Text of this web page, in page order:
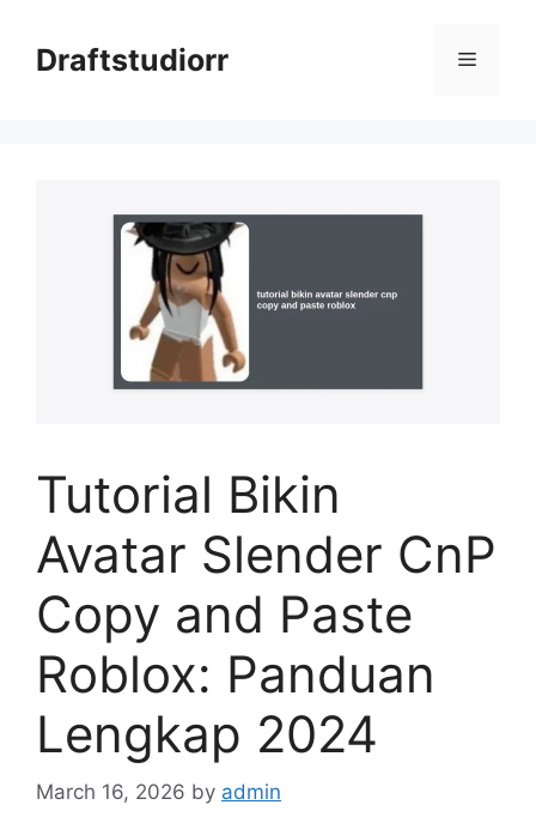
contentDraftstudiorr Menu
Tutorial Bikin
Avatar Slender CnP
Copy and Paste
Roblox: Panduan
Lengkap 2024
March 16, 2026 by admin